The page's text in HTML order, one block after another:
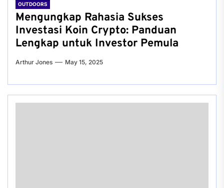
OUTDOORS
Mengungkap Rahasia Sukses
Investasi Koin Crypto: Panduan
Lengkap untuk Investor Pemula
Arthur Jones May 15, 2025